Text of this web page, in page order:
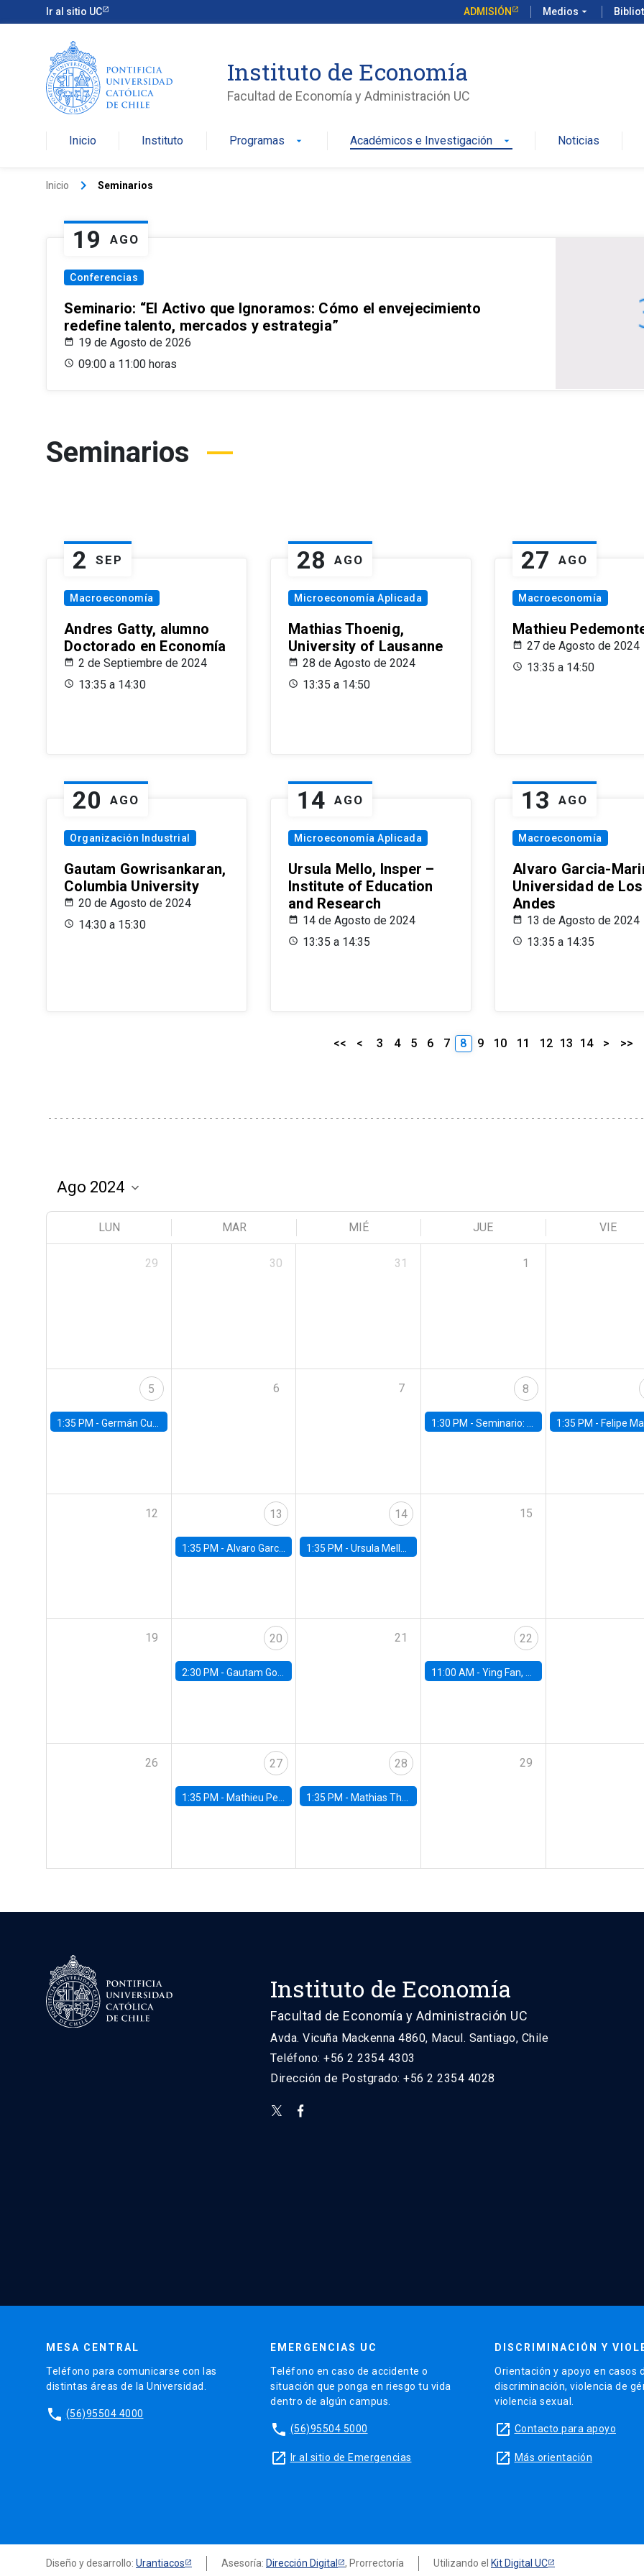
Ir al sitio UC ADMISIÓN Medios arrow_drop_down
Instituto de Economía
Facultad de Economía y Administración UC
Inicio Instituto Programas arrow_drop_down Académicos e Investigación arrow_drop_down Noticias
Inicio keyboard_arrow_right Seminarios
19 AGO
Conferencias
Seminario: “El Activo que Ignoramos: Cómo el envejecimiento
redefine talento, mercados y estrategia”
19 de Agosto de 2026
09:00 a 11:00 horas
Seminarios
2 SEP
Macroeconomía
Andres Gatty, alumno
Doctorado en Economía
2 de Septiembre de 2024
13:35 a 14:30
28 AGO
Microeconomía Aplicada
Mathias Thoenig,
University of Lausanne
28 de Agosto de 2024
13:35 a 14:50
27 AGO
Macroeconomía
Mathieu
27 de Agosto de 2024
13:35 a 14:50
20 AGO
Organización Industrial
Gautam Gowrisankaran,
Columbia University
20 de Agosto de 2024
14:30 a 15:30
14 AGO
Microeconomía Aplicada
Ursula Mello, Insper –
Institute of Education
and Research
14 de Agosto de 2024
13:35 a 14:35
13 AGO
Macroeconomía
Alvaro Garcia-
Universidad de Los
Andes
13 de Agosto de 2024
13:35 a 14:35
<< < 3 4 5 6 7 8 9 10 11 12 13 14 > >>
LUN MAR MIÉ JUE VIE
29 30 31 1
5
1:35 PM - Germán Cubas, University of Houston
6 7 8
1:30 PM -Seminario: “Recuperando la humanidad para progresar en la era de la IA» 1:35 PM - Felipe Martínez, alumno Doctorado en
12 13
1:35 PM - Alvaro Garcia-Marin, Universidad de Los Andes
14
1:35 PM -Ursula Mello, Insper - Institute of Education and Research
15
19 20
2:30 PM - Gautam Gowrisankaran, Columbia University
21 22
11:00 AM -Ying Fan, University of Michigan
26 27
1:35 PM - Mathieu Pedemonte, IDB
28
1:35 PM - Mathias Thoenig, University of Lausanne
29
Instituto de Economía
Facultad de Economía y Administración UC
Avda. Vicuña Mackenna 4860, Macul. Santiago, Chile
Teléfono: +56 2 2354 4303
Dirección de Postgrado: +56 2 2354 4028
MESA CENTRAL
Teléfono para comunicarse con las
distintas áreas de la Universidad.
phone (56)95504 4000
EMERGENCIAS UC
Teléfono en caso de accidente o
situación que ponga en riesgo tu vida
dentro de algún campus.
phone (56)95504 5000
launch Ir al sitio de Emergencias
DISCRIMINACIÓN Y
Orientación y apoyo en casos
discriminación, violencia de
violencia sexual.
launch Contacto para apoyo
launch Más orientación
Diseño y desarrollo: Urantiacos Asesoría: Dirección Digital , Prorrectoría Utilizando el Kit Digital UC